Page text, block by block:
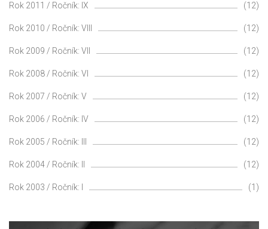
Rok 2011 / Ročník: IX (12)
Rok 2010 / Ročník: VIII (12)
Rok 2009 / Ročník: VII (12)
Rok 2008 / Ročník: VI (12)
Rok 2007 / Ročník: V (12)
Rok 2006 / Ročník: IV (12)
Rok 2005 / Ročník: III (12)
Rok 2004 / Ročník: II (12)
Rok 2003 / Ročník: I (1)